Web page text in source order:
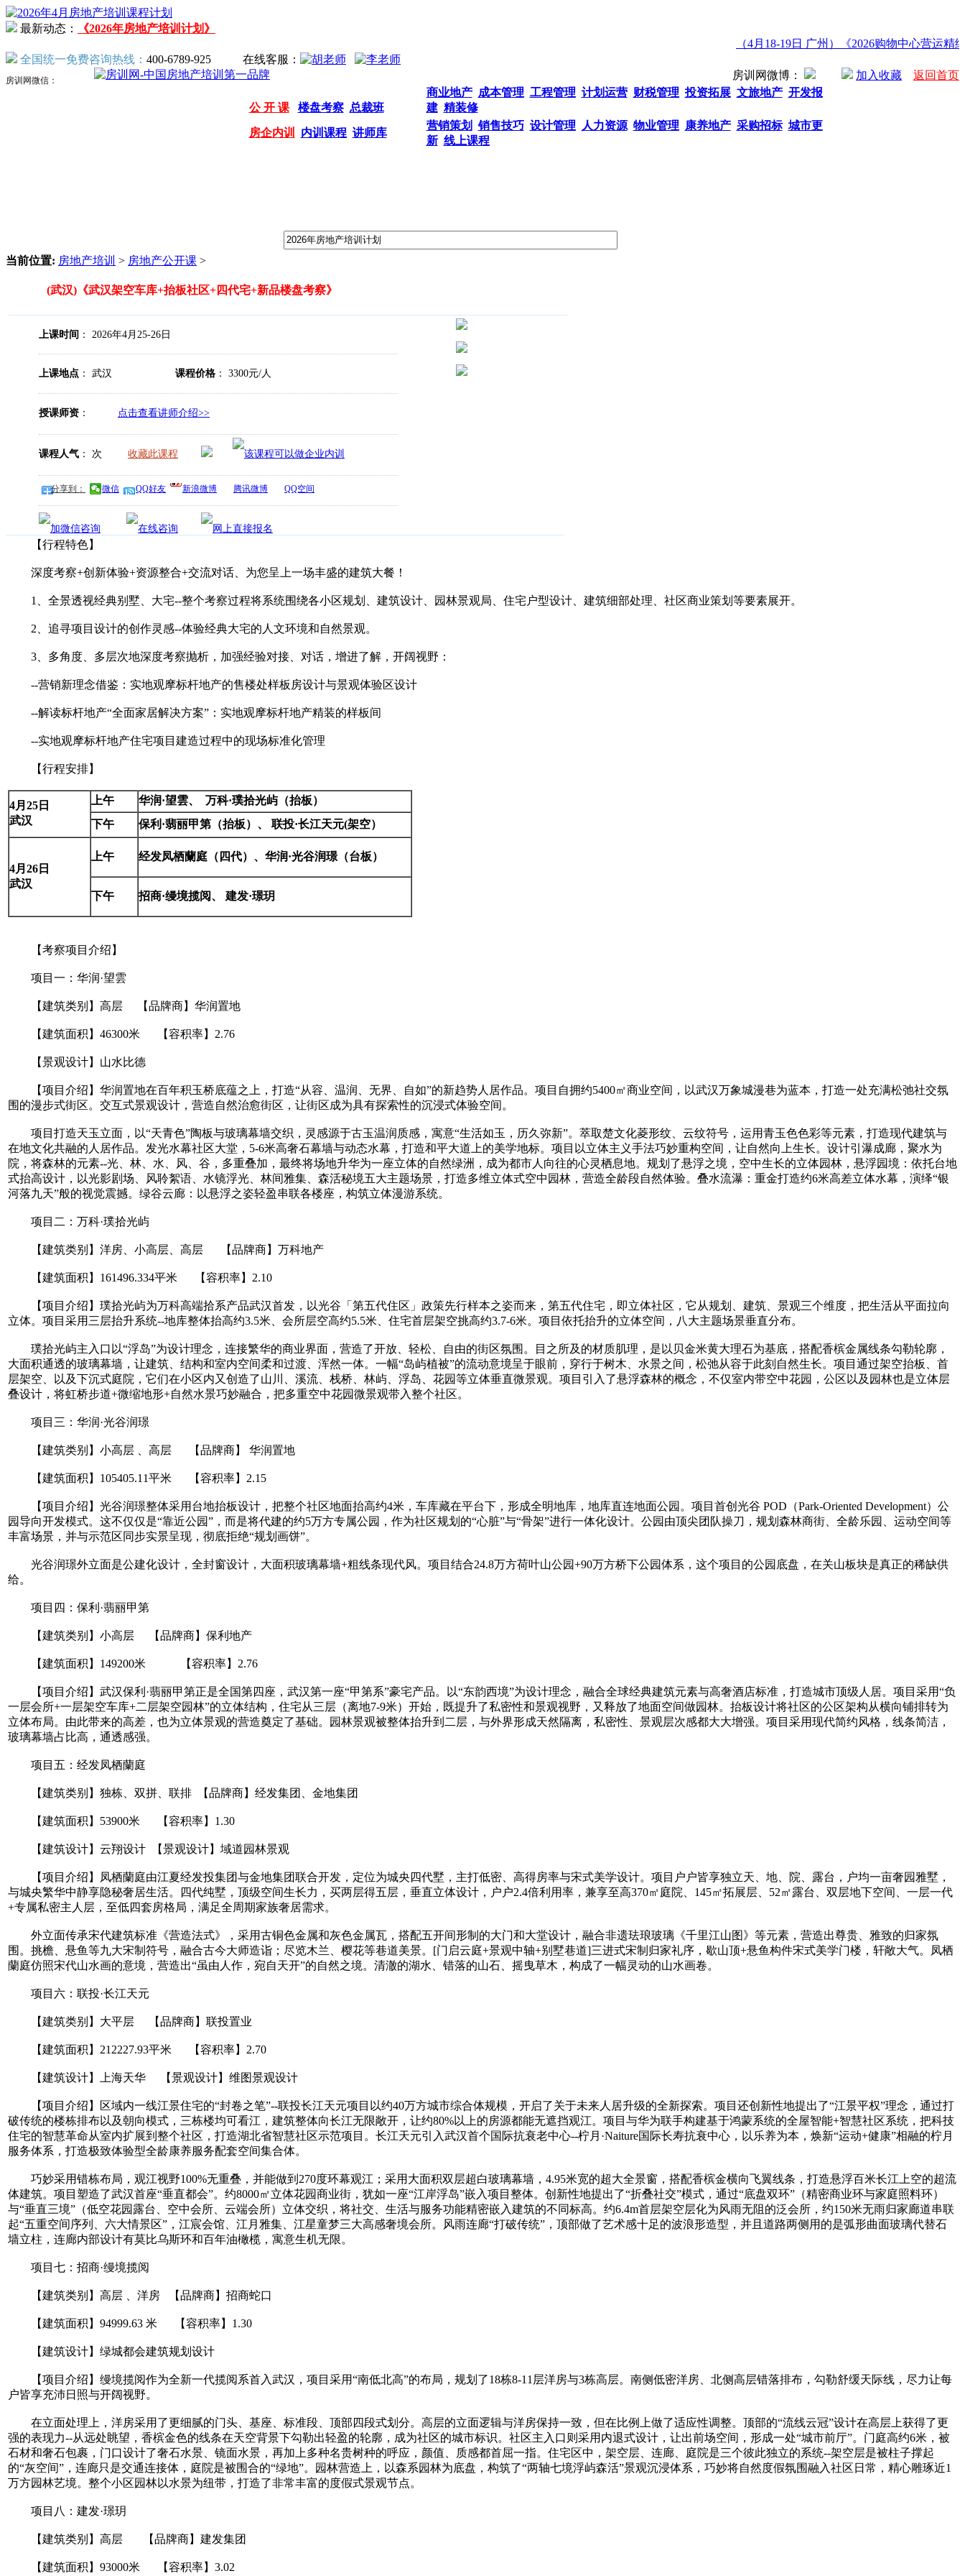
最新动态：
《2026年房地产培训计划》
（4月18-19日 广州）《2026购物中心营运精细
全国统一免费咨询热线： 400-6789-925 在线客服：
房训网微信： 房训网微博： 加入收藏 返回首页
公 开 课 楼盘考察 总裁班
商业地产 成本管理 工程管理 计划运营 财税管理 投资拓展 文旅地产 开发报
建 精装修
房企内训 内训课程 讲师库
营销策划 销售技巧 设计管理 人力资源 物业管理 康养地产 采购招标 城市更
新 线上课程
当前位置: 房地产培训 > 房地产公开课 >
(武汉)《武汉架空车库+抬板社区+四代宅+新品楼盘考察》
上课时间 ： 2026年4月25-26日
上课地点 ： 武汉 课程价格 ： 3300元/人
授课师资 ： 点击查看讲师介绍>>
课程人气 ： 次 收藏此课程
分享到： 微信 QQ好友 新浪微博 腾讯微博 QQ空间
【行程特色】
深度考察+创新体验+资源整合+交流对话、为您呈上一场丰盛的建筑大餐！
1、全景透视经典别墅、大宅--整个考察过程将系统围绕各小区规划、建筑设计、园林景观局、住宅户型设计、建筑细部处理、社区商业策划等要素展开。
2、追寻项目设计的创作灵感--体验经典大宅的人文环境和自然景观。
3、多角度、多层次地深度考察抛析，加强经验对接、对话，增进了解，开阔视野：
--营销新理念借鉴：实地观摩标杆地产的售楼处样板房设计与景观体验区设计
--解读标杆地产“全面家居解决方案”：实地观摩标杆地产精装的样板间
--实地观摩标杆地产住宅项目建造过程中的现场标准化管理
【行程安排】
4月25日
武汉
上午
华润·望雲、 万科·璞拾光屿（抬板）
下午
保利·翡丽甲第（抬板）、 联投·长江天元(架空）
4月26日
武汉
上午 经发凤栖蘭庭（四代）、华润·光谷润璟（台板）
下午 招商·缦境揽阅、 建发·璟玥
【考察项目介绍】
项目一：华润·望雲
【建筑类别】高层 【品牌商】华润置地
【建筑面积】46300米 【容积率】2.76
【景观设计】山水比德
【项目介绍】华润置地在百年积玉桥底蕴之上，打造“从容、温润、无界、自如”的新趋势人居作品。项目自拥约5400㎡商业空间，以武汉万象城漫巷为蓝本，打造一处充满松弛社交氛
围的漫步式街区。交互式景观设计，营造自然治愈街区，让街区成为具有探索性的沉浸式体验空间。
项目打造天玉立面，以“天青色”陶板与玻璃幕墙交织，灵感源于古玉温润质感，寓意“生活如玉，历久弥新”。萃取楚文化菱形纹、云纹符号，运用青玉色色彩等元素，打造现代建筑与
在地文化共融的人居作品。发光水幕社区大堂，5-6米高奢石幕墙与动态水幕，打造和平大道上的美学地标。项目以立体主义手法巧妙重构空间，让自然向上生长。设计引瀑成廊，聚水为
院，将森林的元素--光、林、水、风、谷，多重叠加，最终将场地升华为一座立体的自然绿洲，成为都市人向往的心灵栖息地。规划了悬浮之境，空中生长的立体园林，悬浮园境：依托台地
式抬高设计，以光影剧场、风聆絮语、水镜浮光、林间雅集、森活秘境五大主题场景，打造多维立体式空中园林，营造全龄段自然体验。叠水流瀑：重金打造约6米高差立体水幕，演绎“银
河落九天”般的视觉震撼。绿谷云廊：以悬浮之姿轻盈串联各楼座，构筑立体漫游系统。
项目二：万科·璞拾光屿
【建筑类别】洋房、小高层、高层 【品牌商】万科地产
【建筑面积】161496.334平米 【容积率】2.10
【项目介绍】璞拾光屿为万科高端拾系产品武汉首发，以光谷「第五代住区」政策先行样本之姿而来，第五代住宅，即立体社区，它从规划、建筑、景观三个维度，把生活从平面拉向
立体。项目采用三层抬升系统--地库整体抬高约3.5米、会所层空高约5.5米、住宅首层架空挑高约3.7-6米。项目依托抬升的立体空间，八大主题场景垂直分布。
璞拾光屿主入口以“浮岛”为设计理念，连接繁华的商业界面，营造了开放、轻松、自由的街区氛围。目之所及的材质肌理，是以贝金米黄大理石为基底，搭配香槟金属线条勾勒轮廓，
大面积通透的玻璃幕墙，让建筑、结构和室内空间柔和过渡、浑然一体。一幅“岛屿植被”的流动意境呈于眼前，穿行于树木、水景之间，松弛从容于此刻自然生长。项目通过架空抬板、首
层架空、以及下沉式庭院，它们在小区内又创造了山川、溪流、栈桥、林屿、浮岛、花园等立体垂直微景观。项目引入了悬浮森林的概念，不仅室内带空中花园，公区以及园林也是立体层
叠设计，将虹桥步道+微缩地形+自然水景巧妙融合，把多重空中花园微景观带入整个社区。
项目三：华润·光谷润璟
【建筑类别】小高层 、高层 【品牌商】 华润置地
【建筑面积】105405.11平米 【容积率】2.15
【项目介绍】光谷润璟整体采用台地抬板设计，把整个社区地面抬高约4米，车库藏在平台下，形成全明地库，地库直连地面公园。项目首创光谷 POD（Park-Oriented Development）公
园导向开发模式。这不仅仅是“靠近公园”，而是将代建的约5万方专属公园，作为社区规划的“心脏”与“骨架”进行一体化设计。公园由顶尖团队操刀，规划森林商街、全龄乐园、运动空间等
丰富场景，并与示范区同步实景呈现，彻底拒绝“规划画饼”。
光谷润璟外立面是公建化设计，全封窗设计，大面积玻璃幕墙+粗线条现代风。项目结合24.8万方荷叶山公园+90万方桥下公园体系，这个项目的公园底盘，在关山板块是真正的稀缺供
给。
项目四：保利·翡丽甲第
【建筑类别】小高层 【品牌商】保利地产
【建筑面积】149200米 【容积率】2.76
【项目介绍】武汉保利·翡丽甲第正是全国第四座，武汉第一座“甲第系”豪宅产品。以“东韵西境”为设计理念，融合全球经典建筑元素与高奢酒店标准，打造城市顶级人居。项目采用“负
一层会所+一层架空车库+二层架空园林”的立体结构，住宅从三层（离地7-9米）开始，既提升了私密性和景观视野，又释放了地面空间做园林。抬板设计将社区的公区架构从横向铺排转为
立体布局。由此带来的高差，也为立体景观的营造奠定了基础。园林景观被整体抬升到二层，与外界形成天然隔离，私密性、景观层次感都大大增强。项目采用现代简约风格，线条简洁，
玻璃幕墙占比高，通透感强。
项目五：经发凤栖蘭庭
【建筑类别】独栋、双拼、联排 【品牌商】经发集团、金地集团
【建筑面积】53900米 【容积率】1.30
【建筑设计】云翔设计 【景观设计】域道园林景观
【项目介绍】凤栖蘭庭由江夏经发投集团与金地集团联合开发，定位为城央四代墅，主打低密、高得房率与宋式美学设计。项目户户皆享独立天、地、院、露台，户均一亩奢园雅墅，
与城央繁华中静享隐秘奢居生活。四代纯墅，顶级空间生长力，买两层得五层，垂直立体设计，户户2.4倍利用率，兼享至高370㎡庭院、145㎡拓展层、52㎡露台、双层地下空间、一层一代
+专属私密主人层，至低四套房格局，满足全周期家族奢居需求。
外立面传承宋代建筑标准《营造法式》，采用古铜色金属和灰色金属瓦，搭配五开间形制的大门和大堂设计，融合非遗珐琅玻璃《千里江山图》等元素，营造出尊贵、雅致的归家氛
围。挑檐、悬鱼等九大宋制符号，融合古今大师造诣；尽览木兰、樱花等巷道美景。[门启云庭+景观中轴+别墅巷道]三进式宋制归家礼序，歇山顶+悬鱼构件宋式美学门楼，轩敞大气。凤栖
蘭庭仿照宋代山水画的意境，营造出“虽由人作，宛自天开”的自然之境。清澈的湖水、错落的山石、摇曳草木，构成了一幅灵动的山水画卷。
项目六：联投·长江天元
【建筑类别】大平层 【品牌商】联投置业
【建筑面积】212227.93平米 【容积率】2.70
【建筑设计】上海天华 【景观设计】维图景观设计
【项目介绍】区域内一线江景住宅的“封卷之笔”--联投长江天元项目以约40万方城市综合体规模，开启了关于未来人居升级的全新探索。项目还创新性地提出了“江景平权”理念，通过打
破传统的楼栋排布以及朝向模式，三栋楼均可看江，建筑整体向长江无限敞开，让约80%以上的房源都能无遮挡观江。项目与华为联手构建基于鸿蒙系统的全屋智能+智慧社区系统，把科技
住宅的智慧革命从室内扩展到整个社区，打造湖北省智慧社区示范项目。长江天元引入武汉首个国际抗衰老中心--柠月·Naiture国际长寿抗衰中心，以乐养为本，焕新“运动+健康”相融的柠月
服务体系，打造极致体验型全龄康养服务配套空间集合体。
巧妙采用错栋布局，观江视野100%无重叠，并能做到270度环幕观江；采用大面积双层超白玻璃幕墙，4.95米宽的超大全景窗，搭配香槟金横向飞翼线条，打造悬浮百米长江上空的超流
体建筑。项目塑造了武汉首座“垂直都会”。约8000㎡立体花园商业街，犹如一座“江岸浮岛”嵌入项目整体。创新性地提出了“折叠社交”模式，通过“底盘双环”（精密商业环与家庭照料环）
与“垂直三境”（低空花园露台、空中会所、云端会所）立体交织，将社交、生活与服务功能精密嵌入建筑的不同标高。约6.4m首层架空层化为风雨无阻的泛会所，约150米无雨归家廊道串联
起“五重空间序列、六大情景区”，江宸会馆、江月雅集、江星童梦三大高感奢境会所。风雨连廊“打破传统”，顶部做了艺术感十足的波浪形造型，并且道路两侧用的是弧形曲面玻璃代替石
墙立柱，连廊内部设计有莫比乌斯环和百年油橄榄，寓意生机无限。
项目七：招商·缦境揽阅
【建筑类别】高层 、洋房 【品牌商】招商蛇口
【建筑面积】94999.63 米 【容积率】1.30
【建筑设计】绿城都会建筑规划设计
【项目介绍】缦境揽阅作为全新一代揽阅系首入武汉，项目采用“南低北高”的布局，规划了18栋8-11层洋房与3栋高层。南侧低密洋房、北侧高层错落排布，勾勒舒缓天际线，尽力让每
户皆享充沛日照与开阔视野。
在立面处理上，洋房采用了更细腻的门头、基座、标准段、顶部四段式划分。高层的立面逻辑与洋房保持一致，但在比例上做了适应性调整。顶部的“流线云冠”设计在高层上获得了更
强的表现力--从远处眺望，香槟金色的线条在天空背景下勾勒出轻盈的轮廓，成为社区的城市标识。社区主入口则采用内退式设计，让出前场空间，形成一处“城市前厅”。门庭高约6米，被
石材和奢石包裹，门口设计了奢石水景、镜面水景，再加上多种名贵树种的呼应，颜值、质感都首屈一指。住宅区中，架空层、连廊、庭院是三个彼此独立的系统--架空层是被柱子撑起
的“灰空间”，连廊只是交通连接体，庭院是被围合的“绿地”。园林营造上，以森系园林为底盘，构筑了“两轴七境浮屿森活”景观沉浸体系，巧妙将自然度假氛围融入社区日常，精心雕琢近1
万方园林艺境。整个小区园林以水景为纽带，打造了非常丰富的度假式景观节点。
项目八：建发·璟玥
【建筑类别】高层 【品牌商】建发集团
【建筑面积】93000米 【容积率】3.02